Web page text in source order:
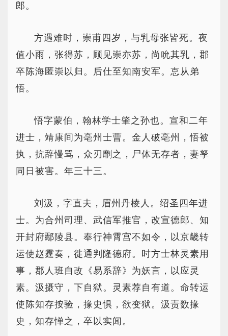
郎。
方遇难时，崇甫四岁，与乳母张皆死。夜
值小雨，张得苏，顾见崇亦苏，尚吮其乳，郡
卒陈海匿崇以归。后仕至知南安军。怘从弟
悟。
悟字蒙伯，翰林学士肇之孙也。宣和二年
进士，靖康间为亳州士曹。金人破亳州，悟被
执，抗辞慢骂，众刃劘之，尸体无存者，妻孥
同日被害。年三十三。
刘汲，字直夫，眉州丹棱人。绍圣四年进
士。为合州司理、武信军推官，改宣德郎、知
开封府鄢陵县。奉行神霄宫不如令，以京畿转
运使赵霆奏，徙通判隆德府。时方士林灵素用
事，郡人班自改《易系辞》为妖言，以应灵
素。汲摄守，下自狱。灵素荐自有道。命转运
使陈知存按验，掾史惧，欲变狱。汲责数掾
史，知存惮之，卒以实闻。